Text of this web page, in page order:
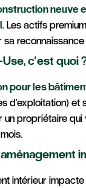
neuve
Les actifs
sa
Use, c'est quoi
pour les
d'exploitation) et
un propriétaire
intérieur impacte